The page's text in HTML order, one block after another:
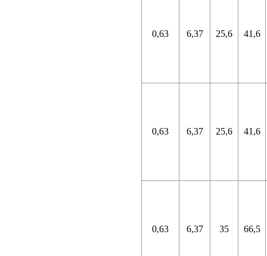
0,63 6,37 25,6 41,6
0,63 6,37 25,6 41,6
0,63 6,37 35 66,5